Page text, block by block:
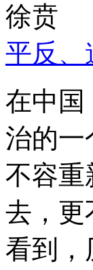
徐贲
平反、
在中国
治的一
不容重
去，更
看到，